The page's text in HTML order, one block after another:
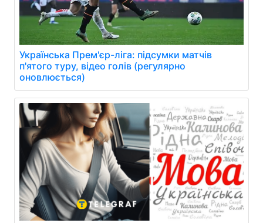
Українська Прем'єр-ліга: підсумки матчів
п'ятого туру, відео голів (регулярно
оновлюється)